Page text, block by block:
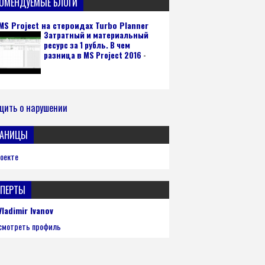
Project на стероидах Turbo Planner
Затратный и материальный
ресурс за 1 рубль. В чем
разница в MS Project 2016 -
о нарушении
Ivanov
профиль